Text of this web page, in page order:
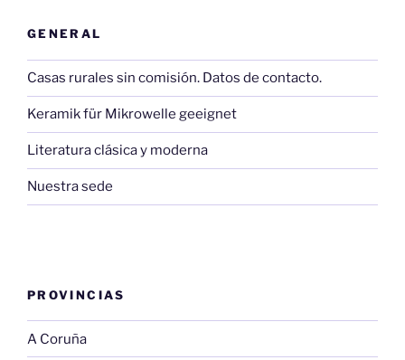
GENERAL
Casas rurales sin comisión. Datos de contacto.
Keramik für Mikrowelle geeignet
Literatura clásica y moderna
Nuestra sede
PROVINCIAS
A Coruña